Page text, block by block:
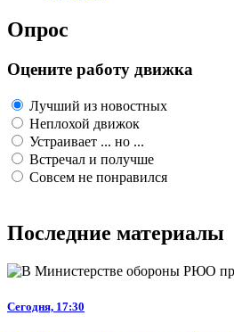
Опрос
Оцените работу движка
Лучший из новостных
Неплохой движок
Устраивает ... но ...
Встречал и получше
Совсем не понравился
Последние материалы
Сегодня, 17:30